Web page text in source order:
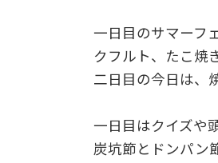
一日目のサマーフ
クフルト、たこ焼
二日目の今日は、
一日目はクイズや
炭坑節とドンパン